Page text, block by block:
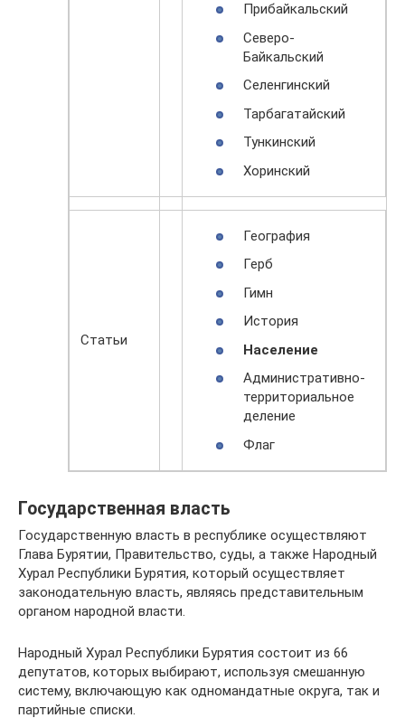
Прибайкальский
Северо-
Байкальский
Селенгинский
Тарбагатайский
Тункинский
Хоринский
Статьи
География
Герб
Гимн
История
Население
Административно-
территориальное
деление
Флаг
Государственная власть
Государственную власть в республике осуществляют
Глава Бурятии, Правительство, суды, а также Народный
Хурал Республики Бурятия, который осуществляет
законодательную власть, являясь представительным
органом народной власти.
Народный Хурал Республики Бурятия состоит из 66
депутатов, которых выбирают, используя смешанную
систему, включающую как одномандатные округа, так и
партийные списки.